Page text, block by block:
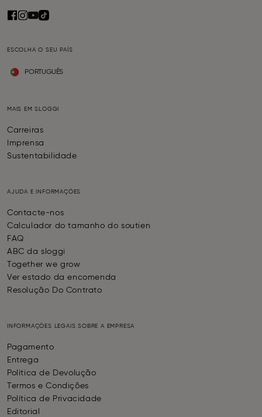
ESCOLHA O SEU PAÍS
PORTUGUÊS
MAIS EM SLOGGI
Carreiras
Imprensa
Sustentabilidade
AJUDA E INFORMAÇÕES
Contacte-nos
Calculador do tamanho do soutien
FAQ
ABC da sloggi
Together we grow
Ver estado da encomenda
Resolução Do Contrato
INFORMAÇÕES LEGAIS SOBRE A EMPRESA
Pagamento
Entrega
Política de Devolução
Termos e Condições
Política de Privacidade
Editorial